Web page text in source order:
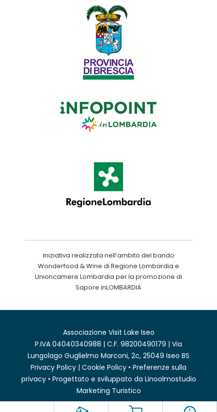
Iniziativa realizzata nell’ambito del bando
Wonderfood & Wine di Regione Lombardia e
Unioncamere Lombardia per la promozione di
Sapore inLOMBARDIA
Associazione Visit Lake Iseo
P.IVA 04040340988 | C.F. 98200490179 | Via
Lungolago Guglielmo Marconi, 2c, 25049 Iseo BS
Privacy Policy | Cookie Policy • Preferenze sulla
privacy• Progettato e sviluppato da Linoolmostudio
Marketing Turistico